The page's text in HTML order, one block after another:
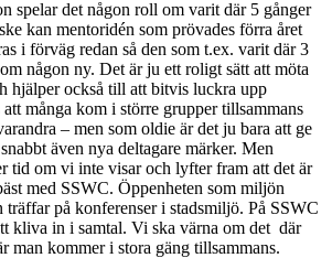
spelar det någon roll om varit där 5 gånger
kan mentoridén som prövades förra året
i förväg redan så den som t.ex. varit där 3
någon ny. Det är ju ett roligt sätt att möta
hjälper också till att bitvis luckra upp
många kom i större grupper tillsammans
– men som oldie är det ju bara att ge
även nya deltagare märker. Men
tid om vi inte visar och lyfter fram att det är
med SSWC. Öppenheten som miljön
träffar på konferenser i stadsmiljö. På SSWC
kliva in i samtal. Vi ska värna om det där
man kommer i stora gäng tillsammans.